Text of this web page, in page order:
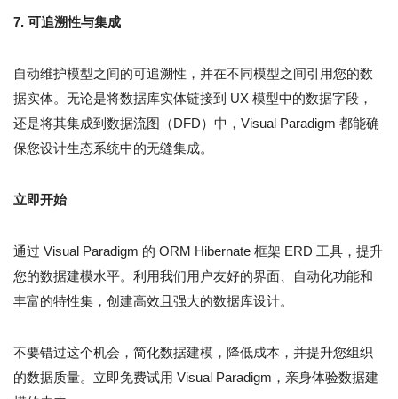
7. 可追溯性与集成
自动维护模型之间的可追溯性，并在不同模型之间引用您的数
据实体。无论是将数据库实体链接到 UX 模型中的数据字段，
还是将其集成到数据流图（DFD）中，Visual Paradigm 都能确
保您设计生态系统中的无缝集成。
立即开始
通过 Visual Paradigm 的 ORM Hibernate 框架 ERD 工具，提升
您的数据建模水平。利用我们用户友好的界面、自动化功能和
丰富的特性集，创建高效且强大的数据库设计。
不要错过这个机会，简化数据建模，降低成本，并提升您组织
的数据质量。立即免费试用 Visual Paradigm，亲身体验数据建